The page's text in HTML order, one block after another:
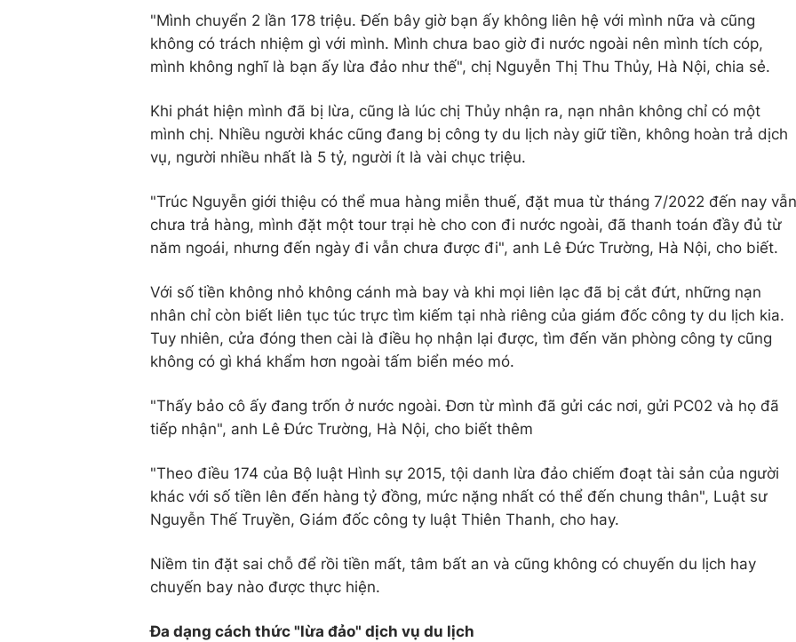
"Mình chuyển 2 lần 178 triệu. Đến bây giờ bạn ấy không liên hệ với mình nữa và cũng
không có trách nhiệm gì với mình. Mình chưa bao giờ đi nước ngoài nên mình tích cóp,
mình không nghĩ là bạn ấy lừa đảo như thế", chị Nguyễn Thị Thu Thủy, Hà Nội, chia sẻ.
Khi phát hiện mình đã bị lừa, cũng là lúc chị Thủy nhận ra, nạn nhân không chỉ có một
mình chị. Nhiều người khác cũng đang bị công ty du lịch này giữ tiền, không hoàn trả dịch
vụ, người nhiều nhất là 5 tỷ, người ít là vài chục triệu.
"Trúc Nguyễn giới thiệu có thể mua hàng miễn thuế, đặt mua từ tháng 7/2022 đến nay vẫn
chưa trả hàng, mình đặt một tour trại hè cho con đi nước ngoài, đã thanh toán đầy đủ từ
năm ngoái, nhưng đến ngày đi vẫn chưa được đi", anh Lê Đức Trường, Hà Nội, cho biết.
Với số tiền không nhỏ không cánh mà bay và khi mọi liên lạc đã bị cắt đứt, những nạn
nhân chỉ còn biết liên tục túc trực tìm kiếm tại nhà riêng của giám đốc công ty du lịch kia.
Tuy nhiên, cửa đóng then cài là điều họ nhận lại được, tìm đến văn phòng công ty cũng
không có gì khá khẩm hơn ngoài tấm biển méo mó.
"Thấy bảo cô ấy đang trốn ở nước ngoài. Đơn từ mình đã gửi các nơi, gửi PC02 và họ đã
tiếp nhận", anh Lê Đức Trường, Hà Nội, cho biết thêm
"Theo điều 174 của Bộ luật Hình sự 2015, tội danh lừa đảo chiếm đoạt tài sản của người
khác với số tiền lên đến hàng tỷ đồng, mức nặng nhất có thể đến chung thân", Luật sư
Nguyễn Thế Truyền, Giám đốc công ty luật Thiên Thanh, cho hay.
Niềm tin đặt sai chỗ để rồi tiền mất, tâm bất an và cũng không có chuyến du lịch hay
chuyến bay nào được thực hiện.
Đa dạng cách thức "lừa đảo" dịch vụ du lịch